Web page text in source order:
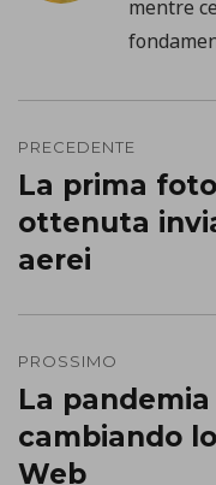
mentre
articoli
PRECEDENTE
Precedente
post:
La prima
ottenuta
aerei
PROSSIMO
Prossimo
post:
La pandemia
cambiando
Web